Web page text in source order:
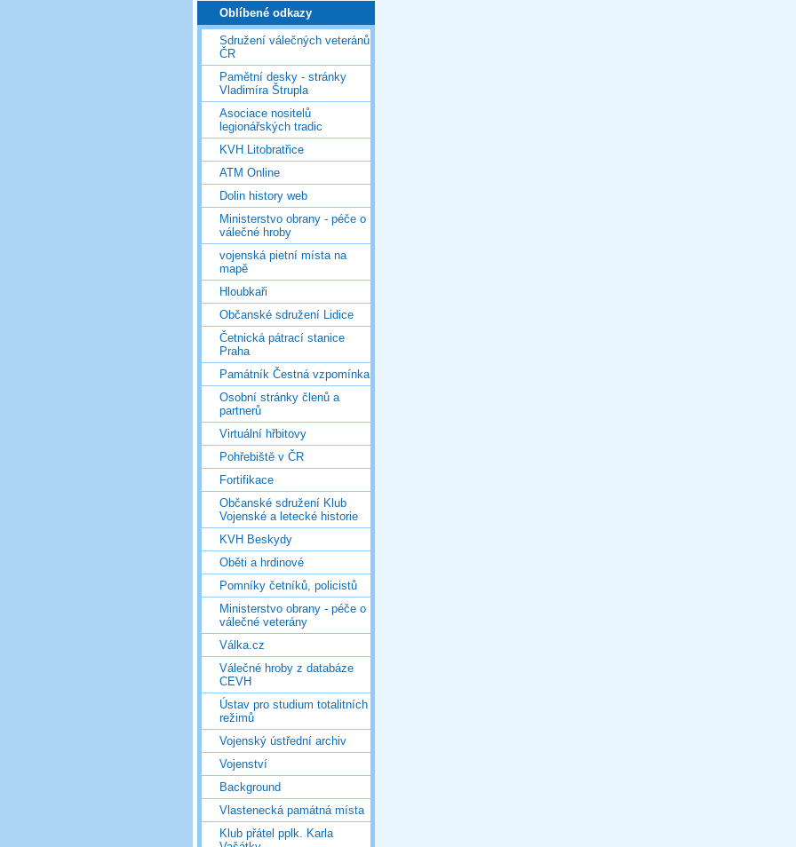
Oblíbené odkazy
Sdružení válečných veteránů
ČR
Pamětní desky - stránky
Vladimíra Štrupla
Asociace nositelů
legionářských tradic
KVH Litobratřice
ATM Online
Dolin history web
Ministerstvo obrany - péče o
válečné hroby
vojenská pietní místa na
mapě
Hloubkaři
Občanské sdružení Lidice
Četnická pátrací stanice
Praha
Památník Čestná vzpomínka
Osobní stránky členů a
partnerů
Virtuální hřbitovy
Pohřebiště v ČR
Fortifikace
Občanské sdružení Klub
Vojenské a letecké historie
KVH Beskydy
Oběti a hrdinové
Pomníky četníků, policistů
Ministerstvo obrany - péče o
válečné veterány
Válka.cz
Válečné hroby z databáze
CEVH
Ústav pro studium totalitních
režimů
Vojenský ústřední archiv
Vojenství
Background
Vlastenecká památná místa
Klub přátel pplk. Karla